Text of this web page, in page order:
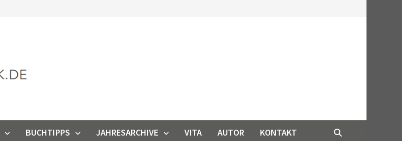
BUCHTIPPS JAHRESARCHIVE VITA AUTOR KONTAKT